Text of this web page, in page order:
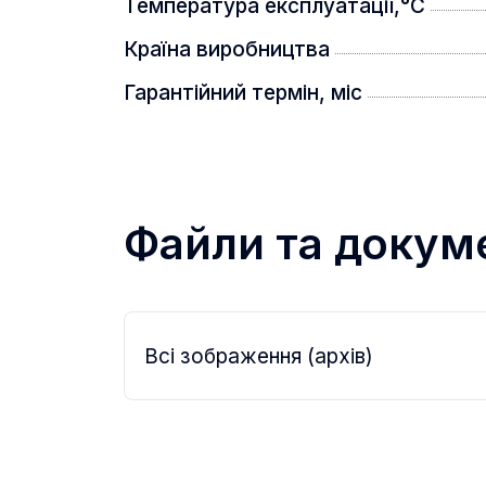
Температура експлуатації,°C
Країна виробництва
Гарантійний термін, міс
Файли та
Всі зображення (архів)